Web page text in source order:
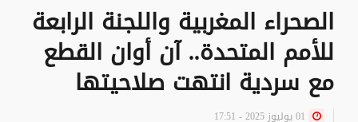
الصحراء المغربية واللجنة الرابعة
للأمم المتحدة.. آن أوان القطع
مع سردية انتهت صلاحيتها